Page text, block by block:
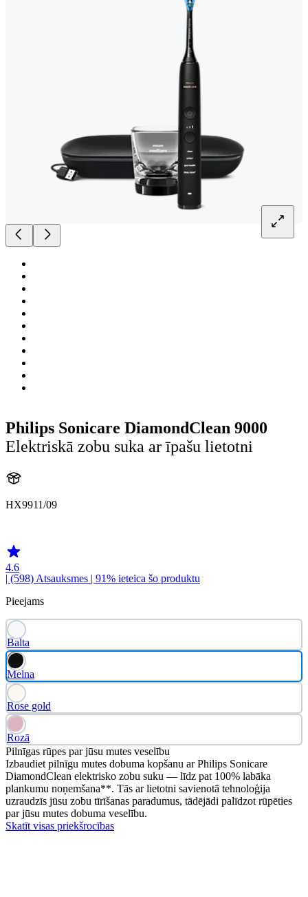
Philips Sonicare DiamondClean 9000
Elektriskā zobu suka ar īpašu lietotni
HX9911/09
4.6
| (598) Atsauksmes | 91% ieteica šo produktu
Pieejams
Balta
Melna
Rose gold
Rozā
Pilnīgas rūpes par jūsu mutes veselību
Izbaudiet pilnīgu mutes dobuma kopšanu ar Philips Sonicare
DiamondClean elektrisko zobu suku — līdz pat 100% labāka
plankumu noņemšana**. Tās ar lietotni savienotā tehnoloģija
uzraudzīs jūsu zobu tīrīšanas paradumus, tādējādi palīdzot rūpēties
par jūsu mutes dobuma veselību.
Skatīt visas priekšrocības